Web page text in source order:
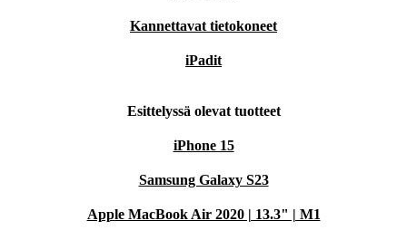
Kannettavat tietokoneet
iPadit
Esittelyssä olevat tuotteet
iPhone 15
Samsung Galaxy S23
Apple MacBook Air 2020 | 13.3" | M1